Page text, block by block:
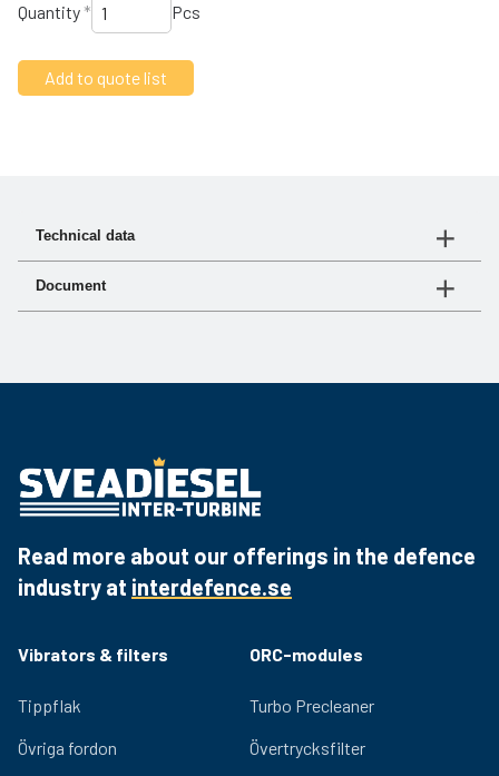
Quantity* Pcs
Technical data
Article no.
Document
Read more about our offerings in the defence
industry at interdefence.se
Vibrators & filters
Tippflak
Övriga fordon
ORC-modules
Turbo Precleaner
Övertrycksfilter